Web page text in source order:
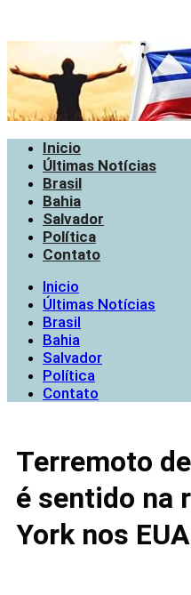
Inicio
Últimas Notícias
Brasil
Bahia
Salvador
Política
Contato
Inicio
Últimas Notícias
Brasil
Bahia
Salvador
Política
Contato
Terremoto
é sentido na
York nos EUA